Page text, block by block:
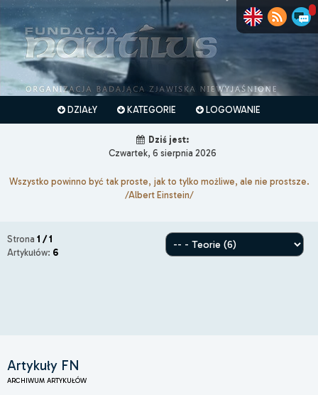
DZIAŁY KATEGORIE LOGOWANIE
Dziś jest:
Czwartek, 6 sierpnia 2026
Wszystko powinno być tak proste, jak to tylko możliwe, ale nie prostsze.
/Albert Einstein/
Strona 1 / 1
Artykułów: 6
Artykuły FN
ARCHIWUM ARTYKUŁÓW